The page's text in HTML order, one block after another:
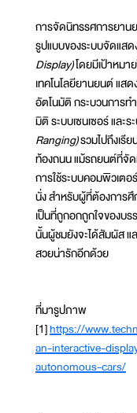
การจัดนิทรรศการยาน
รูปแบบของระบบจัดแส
Display)โดยมีเป้าหมา
เทคโนโลยียานยนต์ แส
อัตโนมัติ กระบวนการท
มิติ ระบบเซนเซอร์ และร
Ranging)รวมไปถึงเรี
ท้องถนน แม้รถยนต์ที่จัด
การใช้ระบบคอมพิวเต
นั่ง สำหรับผู้ที่ต้องการศึ
เป็นที่ถูกอกถูกใจของบ
นั้นผู้ชมยังจะได้สัมผัส
สวยน่ารักอีกด้วย
ที่มารูปภาพ
[1]https://
an-interactive-
autonomous-cars/